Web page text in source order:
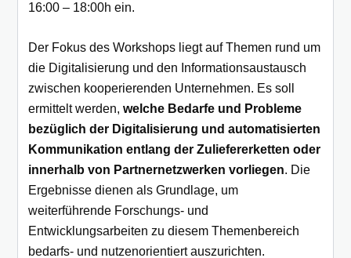
16:00 – 18:00h ein.
Der Fokus des Workshops liegt auf Themen rund um
die Digitalisierung und den Informationsaustausch
zwischen kooperierenden Unternehmen. Es soll
ermittelt werden, welche Bedarfe und Probleme
bezüglich der Digitalisierung und automatisierten
Kommunikation entlang der Zuliefererketten oder
innerhalb von Partnernetzwerken vorliegen. Die
Ergebnisse dienen als Grundlage, um
weiterführende Forschungs- und
Entwicklungsarbeiten zu diesem Themenbereich
bedarfs- und nutzenorientiert auszurichten.